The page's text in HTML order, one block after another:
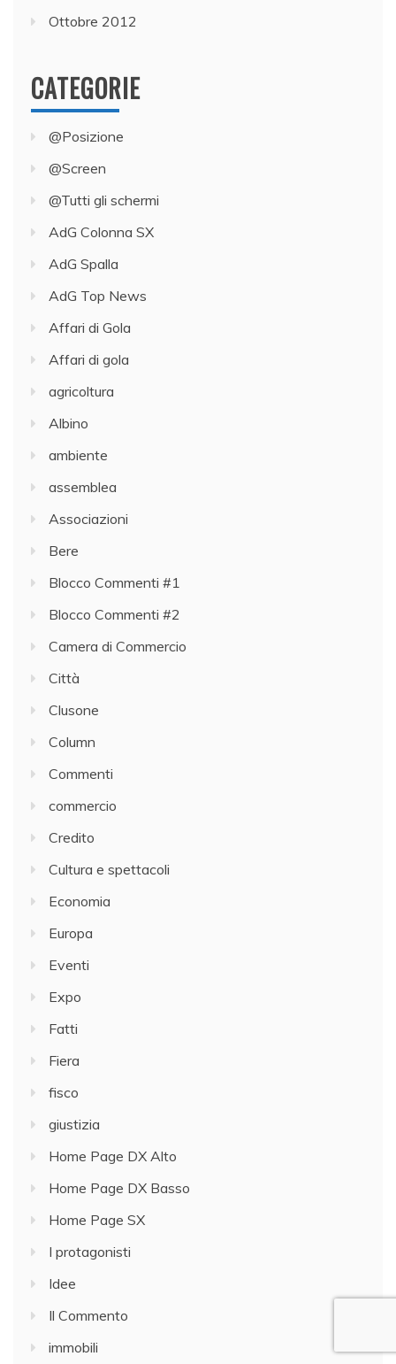
Ottobre 2012
CATEGORIE
@Posizione
@Screen
@Tutti gli schermi
AdG Colonna SX
AdG Spalla
AdG Top News
Affari di Gola
Affari di gola
agricoltura
Albino
ambiente
assemblea
Associazioni
Bere
Blocco Commenti #1
Blocco Commenti #2
Camera di Commercio
Città
Clusone
Column
Commenti
commercio
Credito
Cultura e spettacoli
Economia
Europa
Eventi
Expo
Fatti
Fiera
fisco
giustizia
Home Page DX Alto
Home Page DX Basso
Home Page SX
I protagonisti
Idee
Il Commento
immobili